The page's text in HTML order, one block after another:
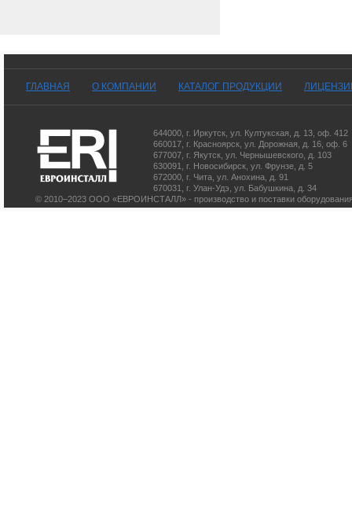
ГЛАВНАЯ О КОМПАНИИ КАТАЛОГ ПРОДУКЦИИ
644000 г. Иркутск ул. Култукская, д. 13 , оф. 412
660017 г. Красноярск ул. Дорожная, д. 16, оф. 6
677007 г. Якутск ул. Чернышевского, д. 103
630091
г. Новосибирск ул. Фрунзе, д. 5
672000 г. Чита ул. Анохина, д. 91
670031
г. Улан-Удэ ул. Бабушкина, д. 34
© 2010–2023 ООО «ЕВРОИНСТАЛЛ» - производство и поставки оборудования